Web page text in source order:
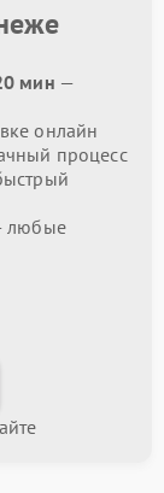
мин —
онлайн
процесс
любые